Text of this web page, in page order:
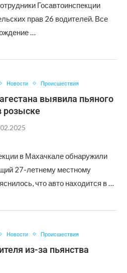
Госавтоинспекции
прав 26 водителей. Все
…
Новости Происшествия
выявила пьяного
розыске
в Махачкале обнаружили
27-летнему местному
что авто находится в …
Новости Происшествия
из-за пьянства